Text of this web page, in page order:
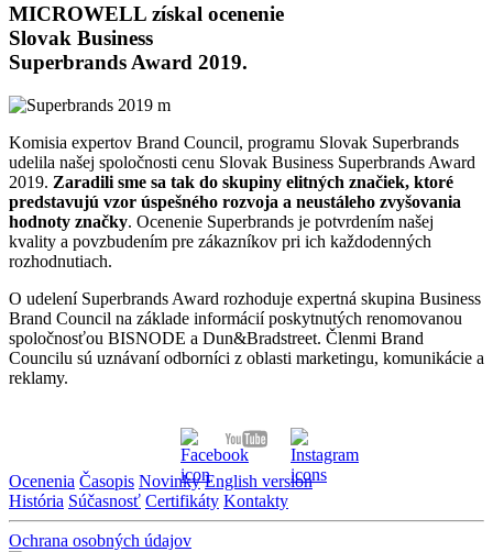
MICROWELL získal ocenenie
Slovak Business
Superbrands Award 2019.
Komisia expertov Brand Council, programu Slovak Superbrands
udelila našej spoločnosti cenu Slovak Business Superbrands Award
2019. Zaradili sme sa tak do skupiny elitných značiek, ktoré
predstavujú vzor úspešného rozvoja a neustáleho zvyšovania
hodnoty značky. Ocenenie Superbrands je potvrdením našej
kvality a povzbudením pre zákazníkov pri ich každodenných
rozhodnutiach.
O udelení Superbrands Award rozhoduje expertná skupina Business
Brand Council na základe informácií poskytnutých renomovanou
spoločnosťou BISNODE a Dun&Bradstreet. Členmi Brand
Councilu sú uznávaní odborníci z oblasti marketingu, komunikácie a
reklamy.
Ocenenia Časopis Novinky English version
História Súčasnosť Certifikáty Kontakty
Ochrana osobných údajov